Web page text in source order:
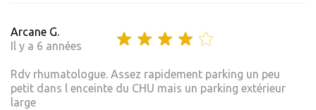
Arcane G.
Il y a 6 années
Rdv rhumatologue. Assez rapidement parking un peu
petit dans l enceinte du CHU mais un parking extérieur
large